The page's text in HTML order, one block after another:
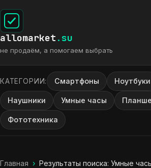
allomarket .su
не продаём, а помогаем выбрать
КАТЕГОРИИ: Смартфоны Ноутбуки
Наушники Умные часы
Фототехника
Главная › Результаты поиска: Умные